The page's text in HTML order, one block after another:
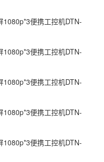
便携工控机DTN-
1080p*3便携工控机DTN-
便携工控机DTN-
便携工控机DTN-
便携工控机DTN-